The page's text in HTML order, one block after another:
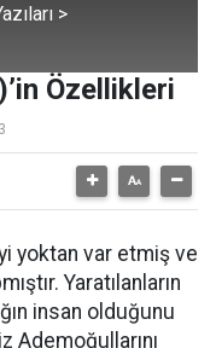
>
Özellikleri
yoktan var etmiş ve
Yaratılanların
insan olduğunu
Ademoğullarını